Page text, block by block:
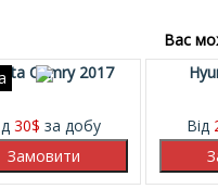
Вас
Camry 2017
30$ за добу Від